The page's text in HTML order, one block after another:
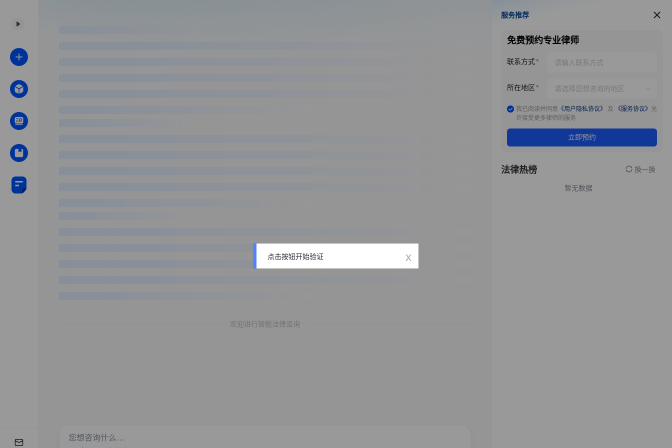
欢迎进行智能法律咨询
服务推荐
服务推荐
免费预约专业律师
联系方式
所在地区
我已阅读并同意 《用户隐私协议》 及 《服务协议》 允
许接受更多律师的服务
立即预约
法律热榜 换一换
暂无数据
点击按钮开始验证 x